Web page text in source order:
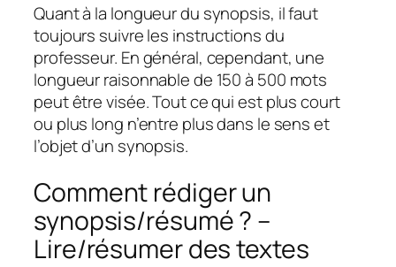
Quant à la longueur du synopsis, il faut
toujours suivre les instructions du
professeur. En général, cependant, une
longueur raisonnable de 150 à 500 mots
peut être visée. Tout ce qui est plus court
ou plus long n’entre plus dans le sens et
l’objet d’un synopsis.
Comment rédiger un
synopsis/résumé ? –
Lire/résumer des textes